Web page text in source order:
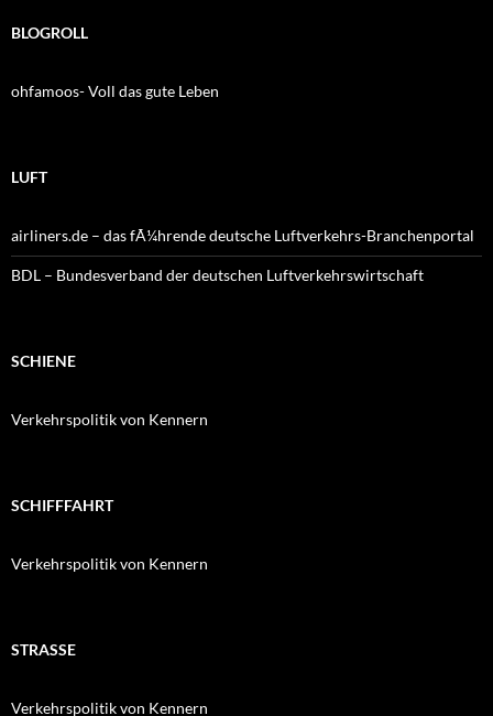
BLOGROLL
ohfamoos- Voll das gute Leben
LUFT
airliners.de – das fÃ¼hrende deutsche Luftverkehrs-Branchenportal
BDL – Bundesverband der deutschen Luftverkehrswirtschaft
SCHIENE
Verkehrspolitik von Kennern
SCHIFFFAHRT
Verkehrspolitik von Kennern
STRASSE
Verkehrspolitik von Kennern